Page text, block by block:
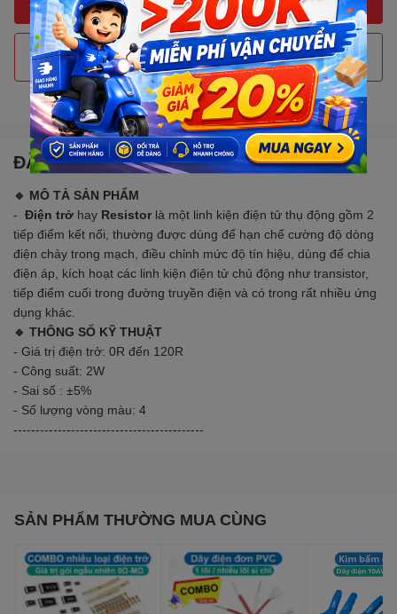
THÊM VÀO GIỎ HÀNG
Gọi đặt mua 0907088123(7:30 - 17:00)
ĐẶC ĐIỂM NỔI BẬT
🔹 MÔ TẢ SẢN PHẨM
- Điện trở hay Resistor là một linh kiện điện tử thụ động gồm 2
tiếp điểm kết nối, thường được dùng để hạn chế cường độ dòng
điện chảy trong mạch, điều chỉnh mức độ tín hiệu, dùng để chia
điện áp, kích hoạt các linh kiện điện tử chủ động như transistor,
tiếp điểm cuối trong đường truyền điện và có trong rất nhiều ứng
dụng khác.
🔹 THÔNG SỐ KỸ THUẬT
- Giá trị điện trở: 0R đến 120R
- Công suất: 2W
- Sai số : ±5%
- Số lượng vòng màu: 4
-------------------------------------------
SẢN PHẨM THƯỜNG MUA CÙNG